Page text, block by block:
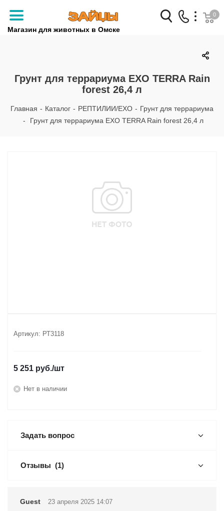
Магазин для животных в Омске
Заказать звонок
+7 (3812) 79-04-04
+7 (950) 959-88-32
0
Грунт для террариума EXO TERRA Rain
forest 26,4 л
Главная - Каталог - РЕПТИЛИИ/EXO - Грунт для террариума
-
Грунт для террариума EXO TERRA Rain forest 26,4 л
Артикул: РТ3118
5 251 руб./шт
Нет в наличии
Задать вопрос
Отзывы (1)
Guest 23 апреля 2025 14:07